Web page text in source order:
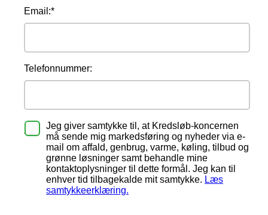
Email:*
Telefonnummer:
Jeg giver samtykke til, at Kredsløb-koncernen
må sende mig markedsføring og nyheder via e-
mail om affald, genbrug, varme, køling, tilbud og
grønne løsninger samt behandle mine
kontaktoplysninger til dette formål. Jeg kan til
enhver tid tilbagekalde mit samtykke. Læs
samtykkeerklæring.